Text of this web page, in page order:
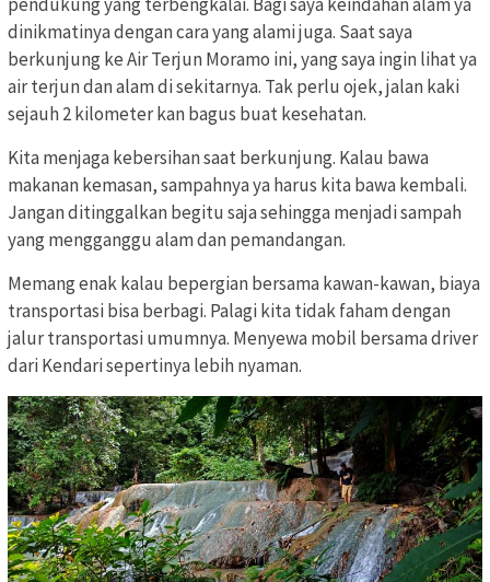
dinikmatinya dengan cara yang alami juga. Saat saya
berkunjung ke Air Terjun Moramo ini, yang saya ingin lihat ya
air terjun dan alam di sekitarnya. Tak perlu ojek, jalan kaki
sejauh 2 kilometer kan bagus buat kesehatan.
Kita menjaga kebersihan saat berkunjung. Kalau bawa
makanan kemasan, sampahnya ya harus kita bawa kembali.
Jangan ditinggalkan begitu saja sehingga menjadi sampah
yang mengganggu alam dan pemandangan.
Memang enak kalau bepergian bersama kawan-kawan, biaya
transportasi bisa berbagi. Palagi kita tidak faham dengan
jalur transportasi umumnya. Menyewa mobil bersama driver
dari Kendari sepertinya lebih nyaman.